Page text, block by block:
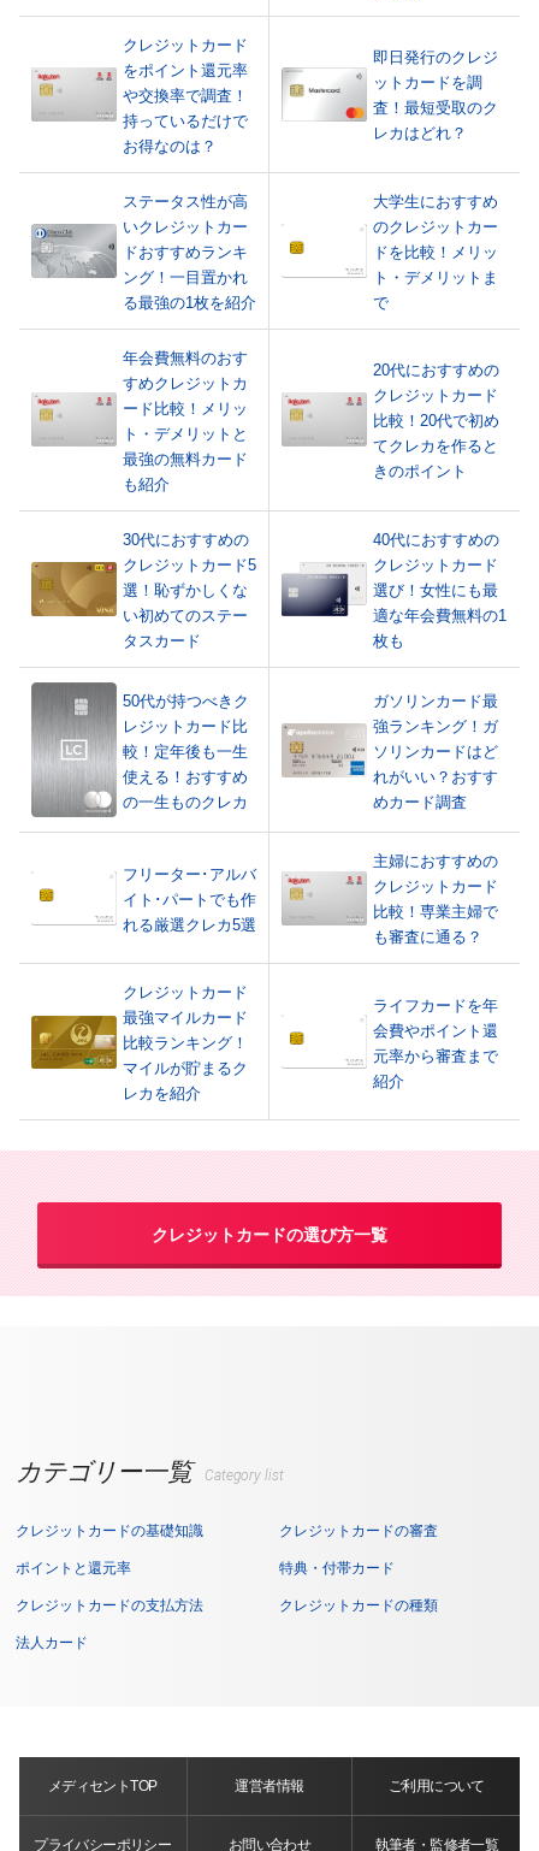
クレジットカード
をポイント還元率
や交換率で調査！
持っているだけで
お得なのは？
即日発行のクレジ
ットカードを調
査！最短受取のク
レカはどれ？
ステータス性が高
いクレジットカー
ドおすすめランキ
ング！一目置かれ
る最強の1枚を紹介
大学生におすすめ
のクレジットカー
ドを比較！メリッ
ト・デメリットま
で
年会費無料のおす
すめクレジットカ
ード比較！メリッ
ト・デメリットと
最強の無料カード
も紹介
20代におすすめの
クレジットカード
比較！20代で初め
てクレカを作ると
きのポイント
30代におすすめの
クレジットカード5
選！恥ずかしくな
い初めてのステー
タスカード
40代におすすめの
クレジットカード
選び！女性にも最
適な年会費無料の1
枚も
50代が持つべきク
レジットカード比
較！定年後も一生
使える！おすすめ
の一生ものクレカ
ガソリンカード最
強ランキング！ガ
ソリンカードはど
れがいい？おすす
めカード調査
フリーター･アルバ
イト･パートでも作
れる厳選クレカ5選
主婦におすすめの
クレジットカード
比較！専業主婦で
も審査に通る？
クレジットカード
最強マイルカード
比較ランキング！
マイルが貯まるク
レカを紹介
ライフカードを年
会費やポイント還
元率から審査まで
紹介
クレジットカードの選び方一覧
カテゴリー一覧 Category list
クレジットカードの基礎知識 クレジットカードの審査
ポイントと還元率 特典・付帯カード
クレジットカードの支払方法 クレジットカードの種類
法人カード
メディセントTOP 運営者情報 ご利用について
プライバシーポリシー お問い合わせ 執筆者・監修者一覧